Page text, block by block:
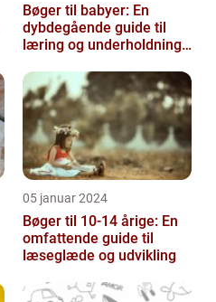
Bøger til babyer: En
dybdegående guide til
læring og underholdning
05 januar 2024
Bøger til 10-14 årige: En
omfattende guide til
læseglæde og udvikling